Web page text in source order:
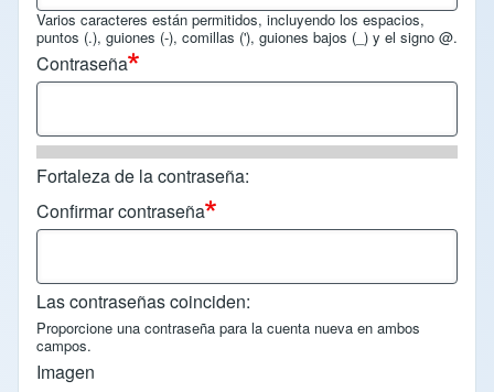
Varios caracteres están permitidos, incluyendo los espacios,
puntos (.), guiones (-), comillas ('), guiones bajos (_) y el signo @.
Contraseña
Fortaleza de la contraseña:
Confirmar contraseña
Las contraseñas coinciden:
Proporcione una contraseña para la cuenta nueva en ambos
campos.
Imagen